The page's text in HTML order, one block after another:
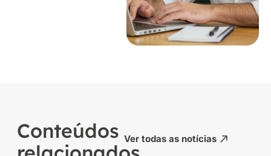
Conteúdos Ver todas as notícias